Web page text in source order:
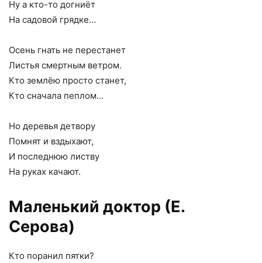
Ну а кто-то догниёт
На садовой грядке…
Осень гнать не перестанет
Листья смертным ветром.
Кто землёю просто станет,
Кто сначала пеплом…
Но деревья детвору
Помнят и вздыхают,
И последнюю листву
На руках качают.
Маленький доктор (Е.
Серова)
Кто поранил пятки?